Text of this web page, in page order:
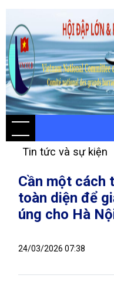
Tin tức và sự kiện
Cần một cách
toàn diện để
úng cho Hà
24/03/2026 07:38